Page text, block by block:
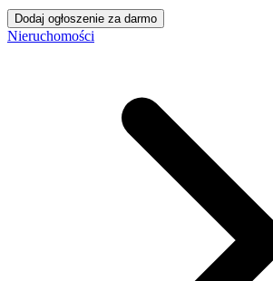
Dodaj ogłoszenie za darmo
Nieruchomości